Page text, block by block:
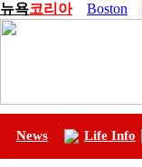
뉴욕코리아 Boston
News Life Info